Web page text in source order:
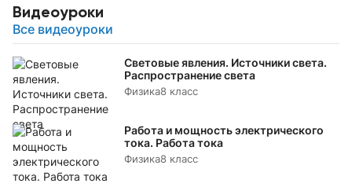
Видеоуроки
Все видеоуроки
Световые явления. Источники света.
Распространение света
Физика8 класс
Работа и мощность электрического
тока. Работа тока
Физика8 класс